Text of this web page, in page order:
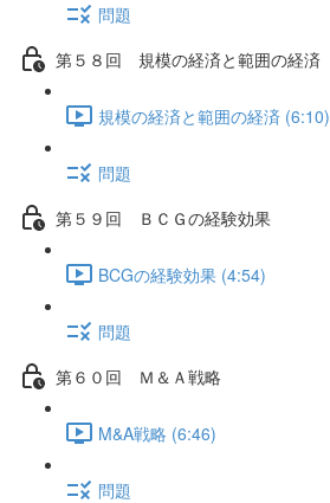
問題
第５８回 規模の経済と範囲の経済
規模の経済と範囲の経済 (6:10)
問題
第５９回 ＢＣＧの経験効果
BCGの経験効果 (4:54)
問題
第６０回 Ｍ＆Ａ戦略
M&A戦略 (6:46)
問題